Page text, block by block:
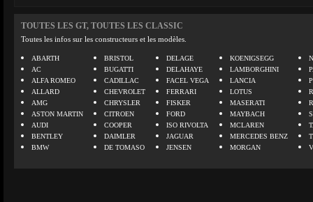
TOUTES LES GT, TOUTES LES CLASSIC
Toutes les infos sur les constructeurs et les modèles.
ABARTH
AC
ALFA ROMEO
ALLARD
AMG
ASTON MARTIN
AUDI
BENTLEY
BMW
BRISTOL
BUGATTI
CADILLAC
CHEVROLET
CHRYSLER
CITROEN
COOPER
DAIMLER
DE TOMASO
DELAGE
DELAHAYE
FACEL VEGA
FERRARI
FISKER
FORD
ISO RIVOLTA
JAGUAR
JENSEN
KOENIGSEGG
LAMBORGHINI
LANCIA
LOTUS
MASERATI
MAYBACH
MCLAREN
MERCEDES BENZ
MORGAN